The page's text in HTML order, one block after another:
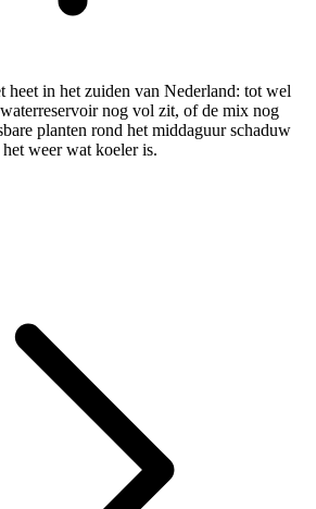
heet in het zuiden van Nederland: tot wel
nog vol zit, of de mix nog
planten rond het middaguur schaduw
weer wat koeler is.